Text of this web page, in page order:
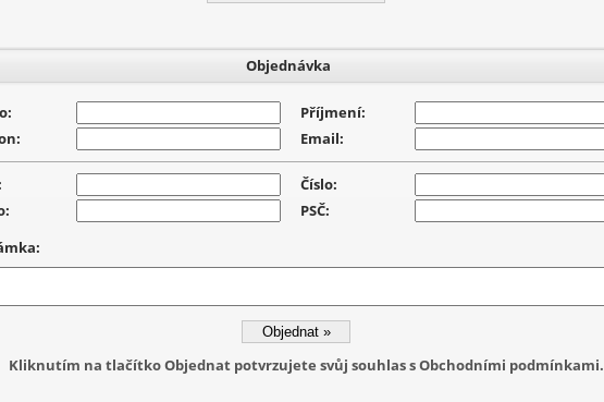
Objednávka
Příjmení:
Email:
Číslo:
PSČ:
Kliknutím na tlačítko Objednat potvrzujete svůj souhlas s Obchodními podmínkami.